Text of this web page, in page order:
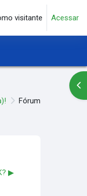
visitante Acessar
Fórum
▶︎